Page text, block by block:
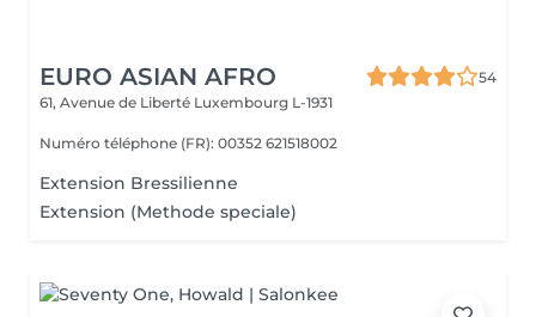
EURO ASIAN AFRO
54
61, Avenue de Liberté Luxembourg L-1931
Numéro téléphone (FR): 00352 621518002
Extension Bressilienne
Extension (Methode speciale)